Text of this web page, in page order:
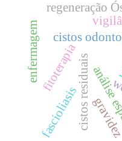
cistos residuais
cistos
regeneração
fascioliasis
fitoterapia
enfermagem